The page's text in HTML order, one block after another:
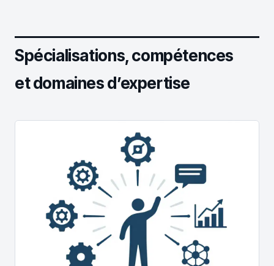
Spécialisations, compétences
et domaines d’expertise